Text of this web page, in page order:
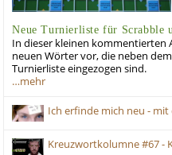
Neue Turnierliste für Scrabble
In dieser kleinen kommentierten
neuen Wörter vor, die neben
Turnierliste eingezogen sind.
…mehr
Ich erfinde mich neu -
Kreuzwortkolumne #67 -